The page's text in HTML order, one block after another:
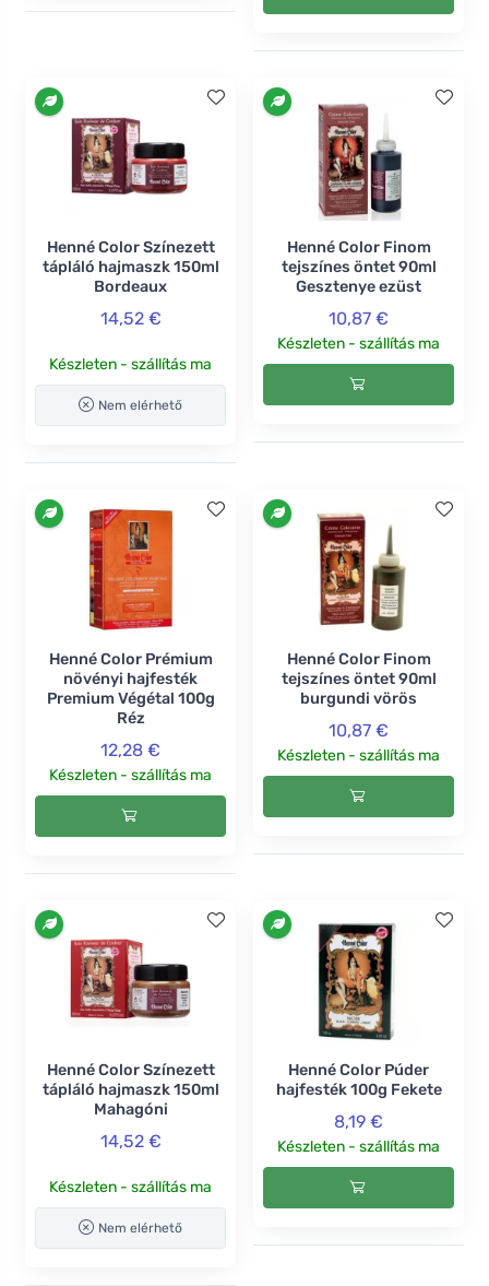
Henné Color Színezett
tápláló hajmaszk 150ml
Bordeaux
14,52 €
Készleten - szállítás ma
Nem elérhető
Henné Color Finom
tejszínes öntet 90ml
Gesztenye ezüst
10,87 €
Készleten - szállítás ma
Henné Color Prémium
növényi hajfesték
Premium Végétal 100g
Réz
12,28 €
Készleten - szállítás ma
Henné Color Finom
tejszínes öntet 90ml
burgundi vörös
10,87 €
Készleten - szállítás ma
Henné Color Színezett
tápláló hajmaszk 150ml
Mahagóni
14,52 €
Készleten - szállítás ma
Nem elérhető
Henné Color Púder
hajfesték 100g Fekete
8,19 €
Készleten - szállítás ma